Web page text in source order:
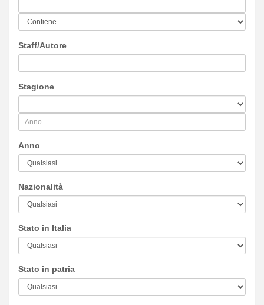
Staff/Autore
Stagione
Anno
Nazionalità
Stato in Italia
Stato in patria